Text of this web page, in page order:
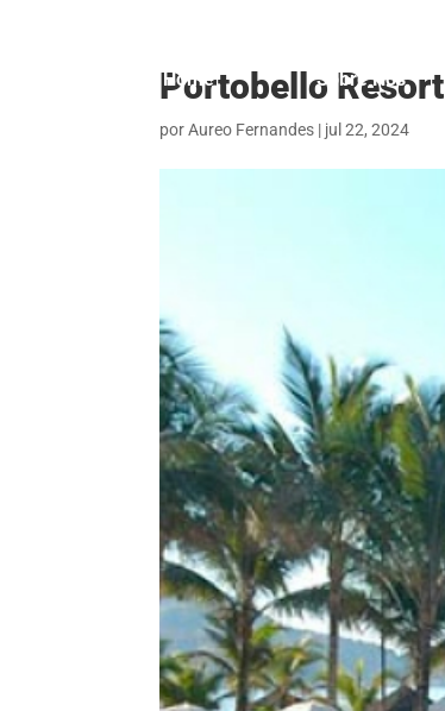
Home Sobre Nós
Portobello Resort
porAureo Fernandes | jul 22, 2024